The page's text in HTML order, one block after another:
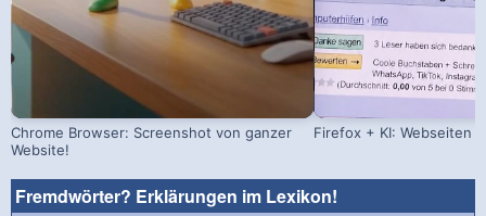
Chrome Browser: Screenshot von ganzer
Website!
Firefox + KI: Webseiten
Fremdwörter? Erklärungen im Lexikon!